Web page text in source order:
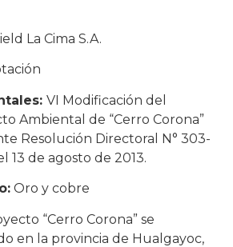
La Cima S.A.
VI Modificación del
Ambiental de “Cerro Corona”
Resolución Directoral N° 303-
13 de agosto de 2013.
Oro y cobre
“Cerro Corona” se
en la provincia de Hualgayoc,